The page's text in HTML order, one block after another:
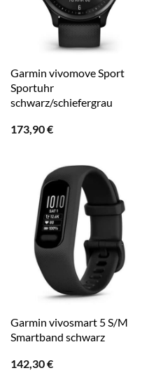
Garmin vivomove Sport
Sportuhr
schwarz/schiefergrau
173,90€
Garmin vivosmart 5 S/M
Smartband schwarz
142,30€